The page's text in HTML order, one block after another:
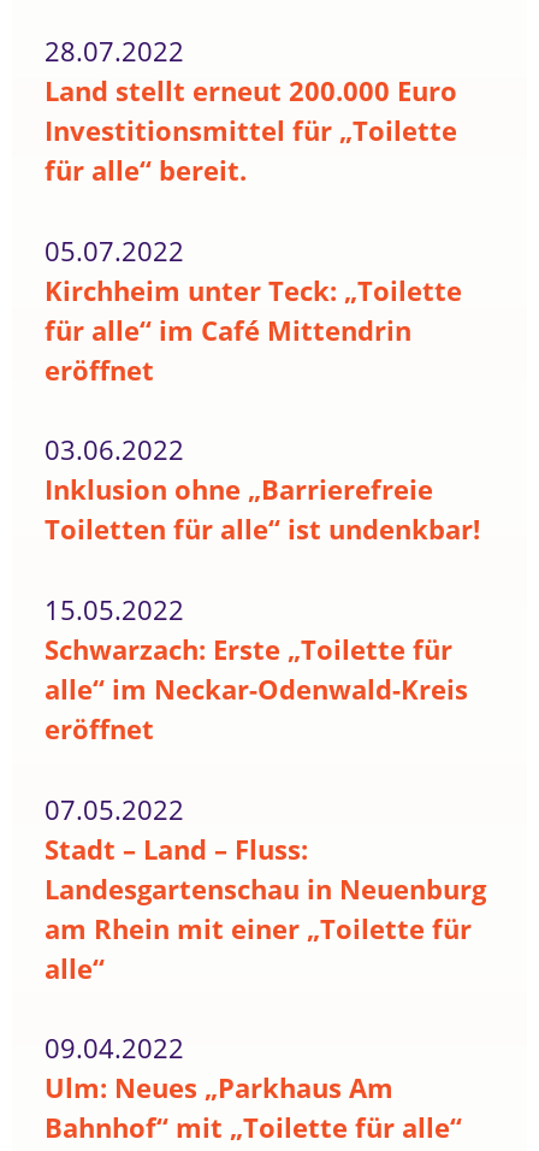
28.07.2022
Land stellt erneut 200.000 Euro
Investitionsmittel für „Toilette
für alle“ bereit.
05.07.2022
Kirchheim unter Teck: „Toilette
für alle“ im Café Mittendrin
eröffnet
03.06.2022
Inklusion ohne „Barrierefreie
Toiletten für alle“ ist undenkbar!
15.05.2022
Schwarzach: Erste „Toilette für
alle“ im Neckar-Odenwald-Kreis
eröffnet
07.05.2022
Stadt – Land – Fluss:
Landesgartenschau in Neuenburg
am Rhein mit einer „Toilette für
alle“
09.04.2022
Ulm: Neues „Parkhaus Am
Bahnhof“ mit „Toilette für alle“